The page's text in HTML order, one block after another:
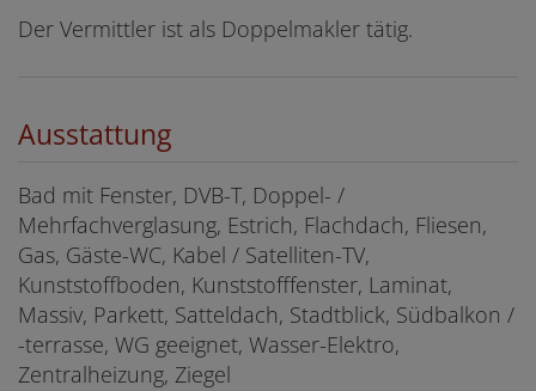
Der Vermittler ist als Doppelmakler tätig.
Ausstattung
Bad mit Fenster DVB-T Doppel- /
Mehrfachverglasung Estrich Flachdach Fliesen
Gas Gäste-WC Kabel / Satelliten-TV
Kunststoffboden Kunststofffenster Laminat
Massiv Parkett Satteldach Stadtblick Südbalkon /
-terrasse WG geeignet Wasser-Elektro
Zentralheizung Ziegel